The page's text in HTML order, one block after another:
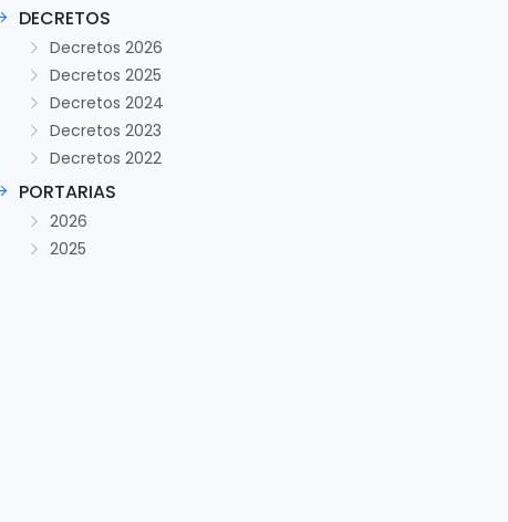
DECRETOS
Decretos 2026
Decretos 2025
Decretos 2024
Decretos 2023
Decretos 2022
PORTARIAS
2026
2025